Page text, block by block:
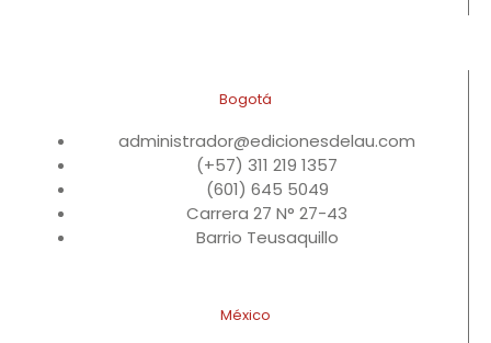
Bogotá
administrador@edicionesdelau.com
(+57) 311 219 1357
(601) 645 5049
Carrera 27 N° 27-43
Barrio Teusaquillo
México